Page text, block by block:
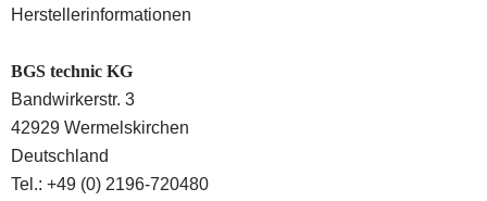
Herstellerinformationen
BGS technic KG
Bandwirkerstr. 3
42929 Wermelskirchen
Deutschland
Tel.: +49 (0) 2196-720480